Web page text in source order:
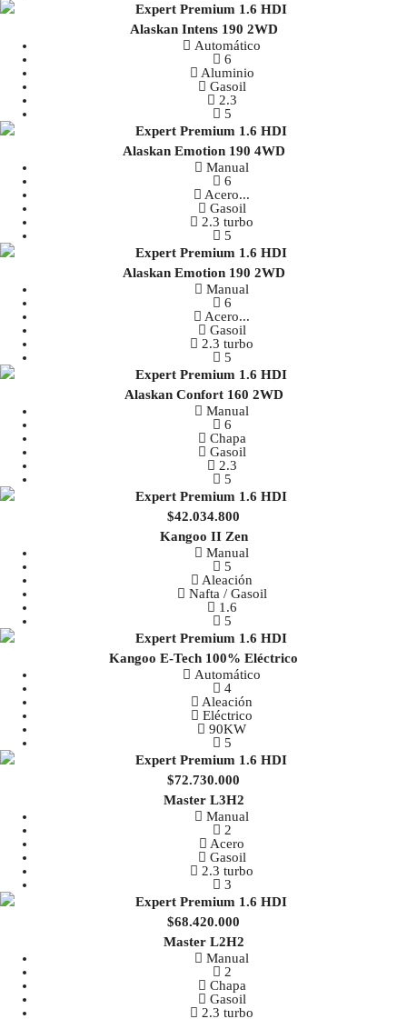
Alaskan Intens 190 2WD
Automático
6
Aluminio
Gasoil
2.3
5
Alaskan Emotion 190 4WD
Manual
6
Acero...
Gasoil
2.3 turbo
5
Alaskan Emotion 190 2WD
Manual
6
Acero...
Gasoil
2.3 turbo
5
Alaskan Confort 160 2WD
Manual
6
Chapa
Gasoil
2.3
5
$42.034.800
Kangoo II Zen
Manual
5
Aleación
Nafta / Gasoil
1.6
5
Kangoo E-Tech 100% Eléctrico
Automático
4
Aleación
Eléctrico
90KW
5
$72.730.000
Master L3H2
Manual
2
Acero
Gasoil
2.3 turbo
3
$68.420.000
Master L2H2
Manual
2
Chapa
Gasoil
2.3 turbo